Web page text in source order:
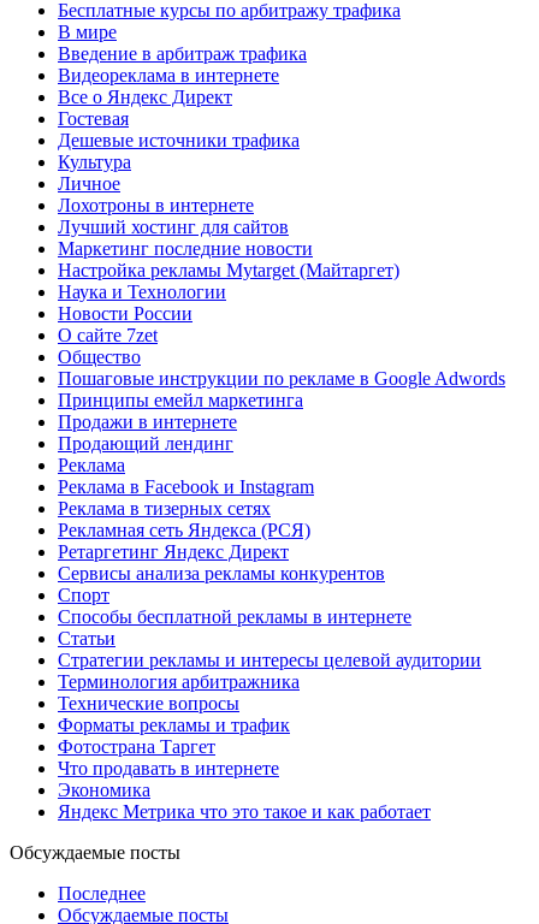
Бесплатные курсы по арбитражу трафика
В мире
Введение в арбитраж трафика
Видеореклама в интернете
Все о Яндекс Директ
Гостевая
Дешевые источники трафика
Культура
Личное
Лохотроны в интернете
Лучший хостинг для сайтов
Маркетинг последние новости
Настройка рекламы Mytarget (Майтаргет)
Наука и Технологии
Новости России
О сайте 7zet
Общество
Пошаговые инструкции по рекламе в Google Adwords
Принципы емейл маркетинга
Продажи в интернете
Продающий лендинг
Реклама
Реклама в Facebook и Instagram
Реклама в тизерных сетях
Рекламная сеть Яндекса (РСЯ)
Ретаргетинг Яндекс Директ
Сервисы анализа рекламы конкурентов
Спорт
Способы бесплатной рекламы в интернете
Статьи
Стратегии рекламы и интересы целевой аудитории
Терминология арбитражника
Технические вопросы
Форматы рекламы и трафик
Фотострана Таргет
Что продавать в интернете
Экономика
Яндекс Метрика что это такое и как работает
Обсуждаемые посты
Последнее
Обсуждаемые посты